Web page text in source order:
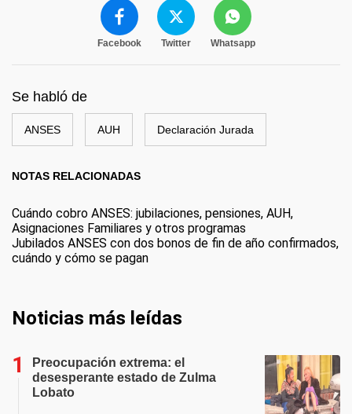
Facebook Twitter Whatsapp
Se habló de
ANSES AUH Declaración Jurada
NOTAS RELACIONADAS
Cuándo cobro ANSES: jubilaciones, pensiones, AUH,
Asignaciones Familiares y otros programas
Jubilados ANSES con dos bonos de fin de año confirmados,
cuándo y cómo se pagan
Noticias más leídas
Preocupación extrema: el
desesperante estado de Zulma
Lobato